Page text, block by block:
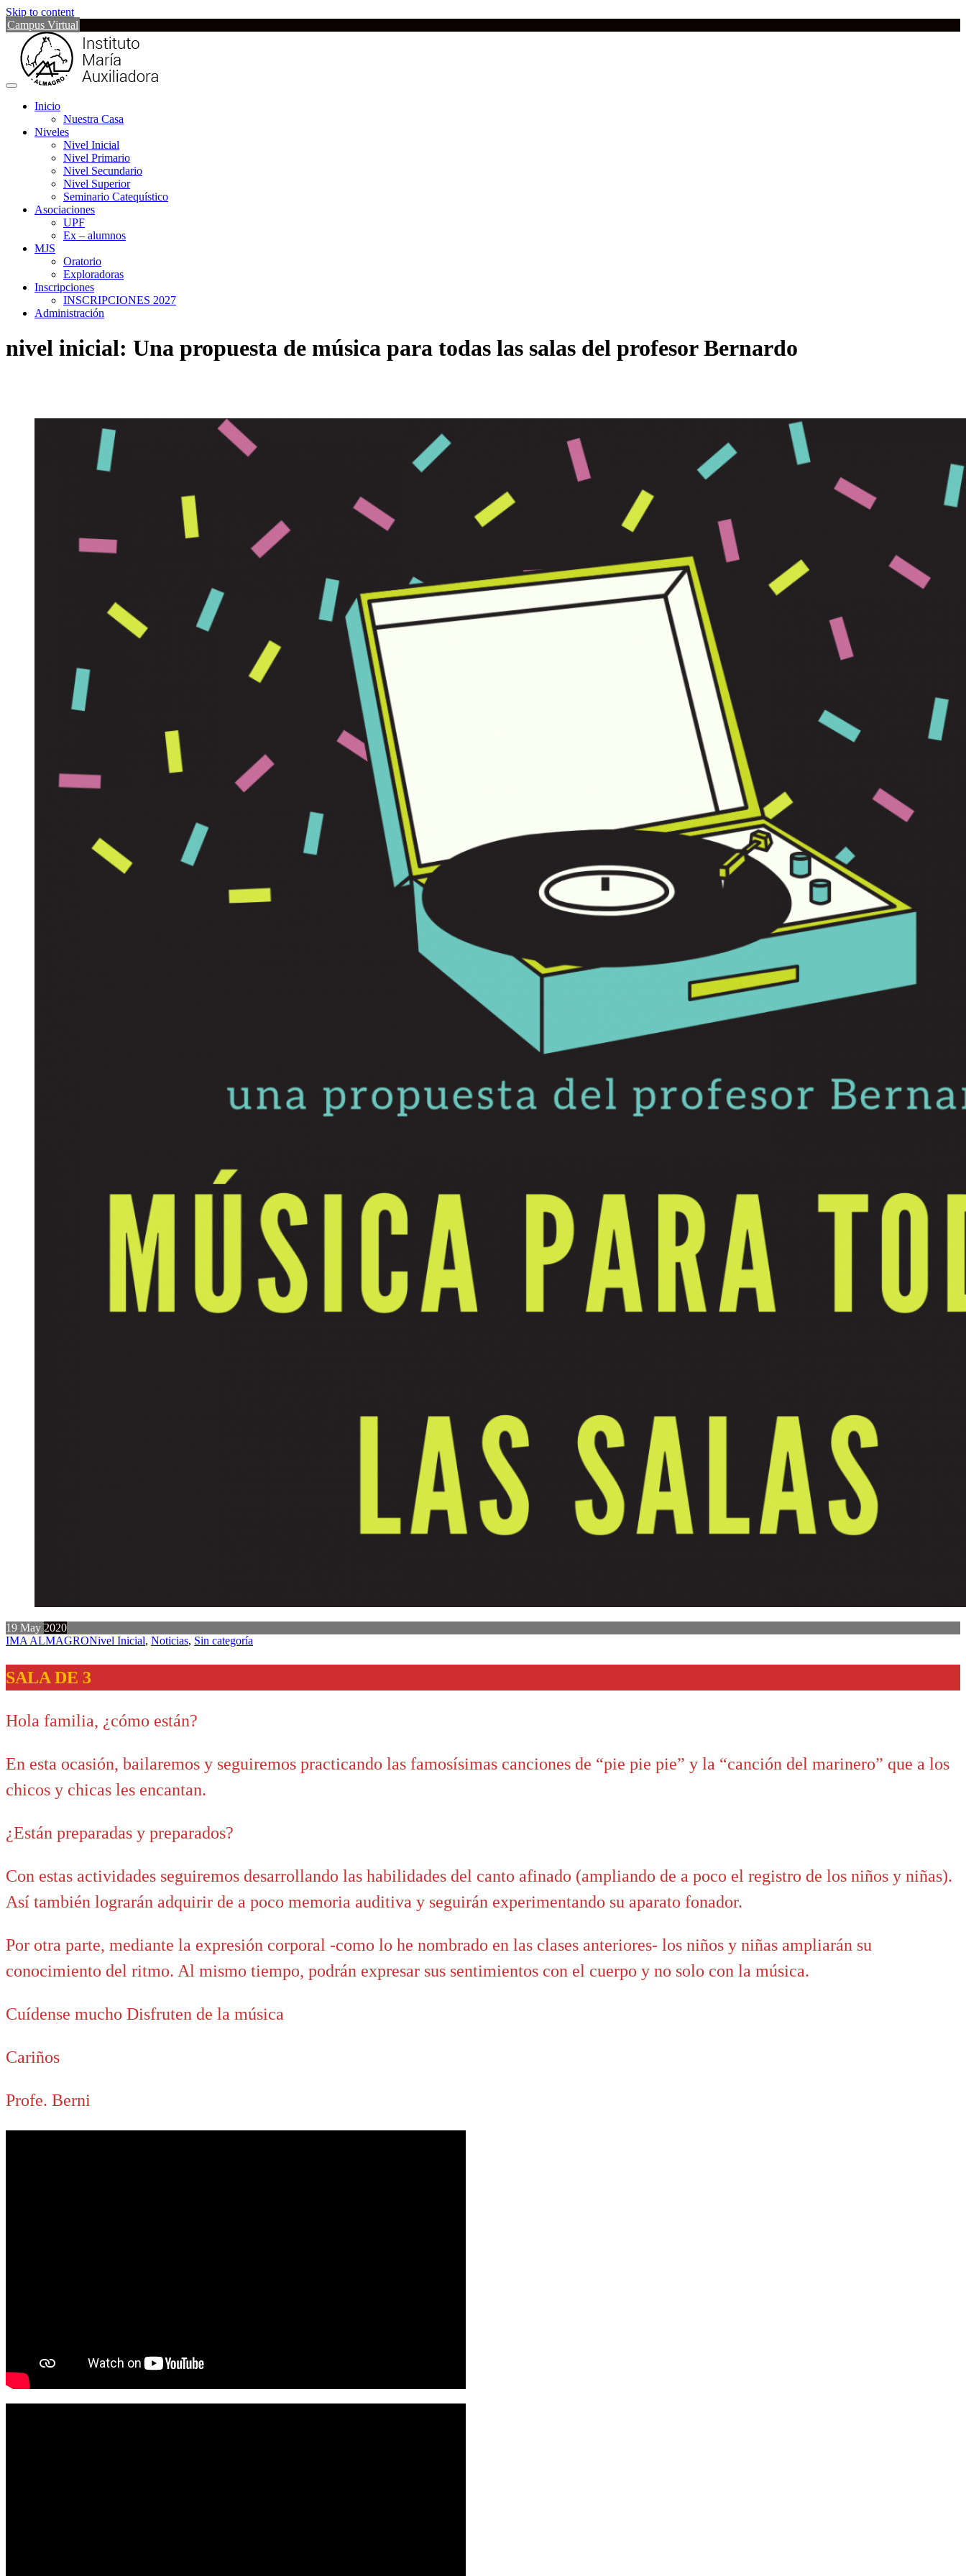
Skip to content
Campus Virtual
Inicio
Nuestra Casa
Niveles
Nivel Inicial
Nivel Primario
Nivel Secundario
Nivel Superior
Seminario Catequístico
Asociaciones
UPF
Ex – alumnos
MJS
Oratorio
Exploradoras
Inscripciones
INSCRIPCIONES 2027
Administración
nivel inicial: Una propuesta de música para todas las salas del profesor Bernardo
19 May 2020
IMA ALMAGRONivel Inicial, Noticias, Sin categoría
SALA DE 3
Hola familia, ¿cómo están?
En esta ocasión, bailaremos y seguiremos practicando las famosísimas canciones de “pie pie pie” y la “canción del marinero” que a los
chicos y chicas les encantan.
¿Están preparadas y preparados?
Con estas actividades seguiremos desarrollando las habilidades del canto afinado (ampliando de a poco el registro de los niños y niñas).
Así también lograrán adquirir de a poco memoria auditiva y seguirán experimentando su aparato fonador.
Por otra parte, mediante la expresión corporal -como lo he nombrado en las clases anteriores- los niños y niñas ampliarán su
conocimiento del ritmo. Al mismo tiempo, podrán expresar sus sentimientos con el cuerpo y no solo con la música.
Cuídense mucho Disfruten de la música
Cariños
Profe. Berni